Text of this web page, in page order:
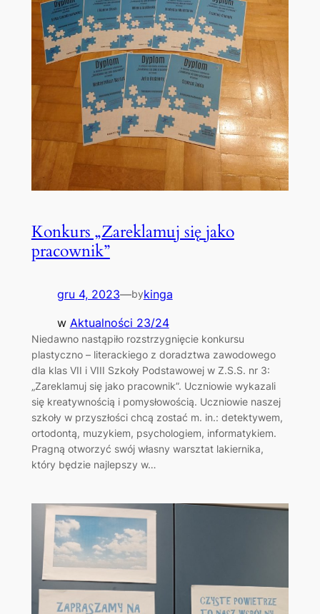
Konkurs „Zareklamuj się jako
pracownik”
gru 4, 2023—bykinga
w Aktualności 23/24
Niedawno nastąpiło rozstrzygnięcie konkursu
plastyczno – literackiego z doradztwa zawodowego
dla klas VII i VIII Szkoły Podstawowej w Z.S.S. nr 3:
„Zareklamuj się jako pracownik”. Uczniowie wykazali
się kreatywnością i pomysłowością. Uczniowie naszej
szkoły w przyszłości chcą zostać m. in.: detektywem,
ortodontą, muzykiem, psychologiem, informatykiem.
Pragną otworzyć swój własny warsztat lakiernika,
który będzie najlepszy w…